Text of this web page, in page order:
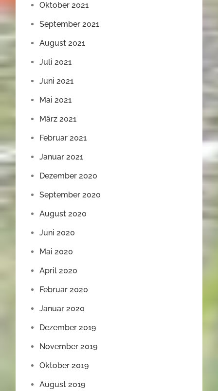
Oktober 2021
September 2021
August 2021
Juli 2021
Juni 2021
Mai 2021
März 2021
Februar 2021
Januar 2021
Dezember 2020
September 2020
August 2020
Juni 2020
Mai 2020
April 2020
Februar 2020
Januar 2020
Dezember 2019
November 2019
Oktober 2019
August 2019